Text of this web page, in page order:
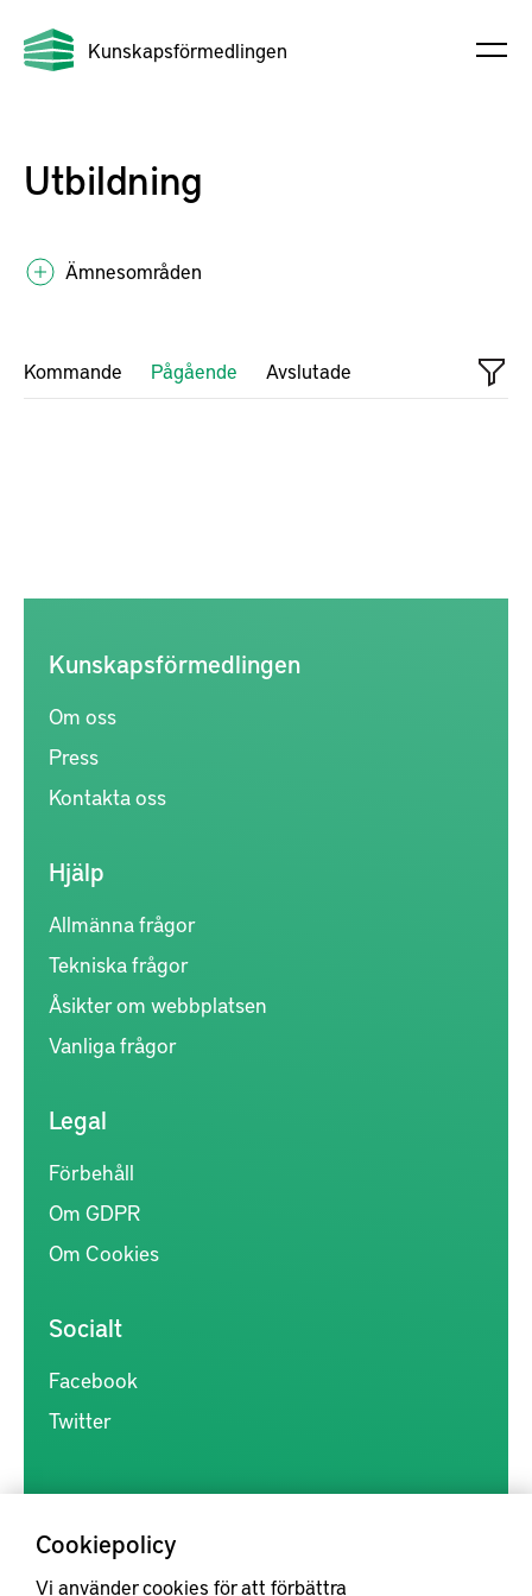
Kunskapsförmedlingen
Utbildning
Ämnesområden
Kommande Pågående Avslutade
Cookiepolicy
Vi använder cookies för att förbättra
Kunskapsförmedlingen
Om oss
Press
Kontakta oss
Hjälp
Allmänna frågor
Tekniska frågor
Åsikter om webbplatsen
Vanliga frågor
Legal
Förbehåll
Om GDPR
Om Cookies
Socialt
Facebook
Twitter